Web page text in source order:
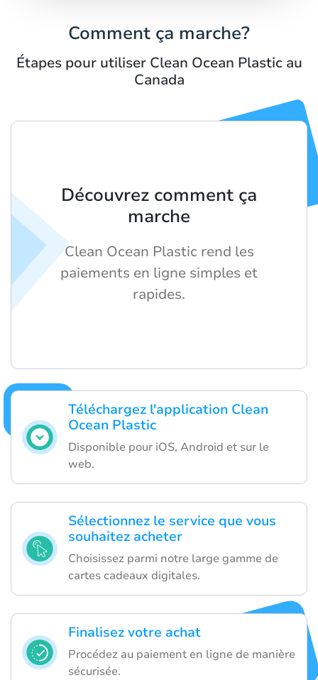
Comment ça marche?
Étapes pour utiliser Clean Ocean Plastic au
Canada
Téléchargez l'application Clean
Ocean Plastic
Disponible pour iOS, Android et sur le
web.
Sélectionnez le service que vous
souhaitez acheter
Choisissez parmi notre large gamme de
cartes cadeaux digitales.
Finalisez votre achat
Procédez au paiement en ligne de manière
sécurisée.
Découvrez comment ça
marche
Clean Ocean Plastic rend les
paiements en ligne simples et
rapides.